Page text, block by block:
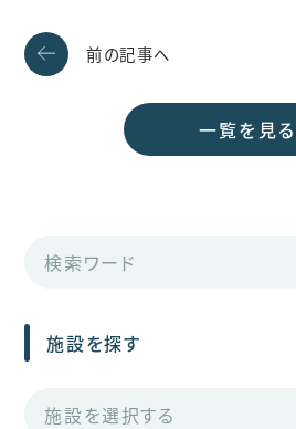
前の記事へ
一覧を見る
施設を探す